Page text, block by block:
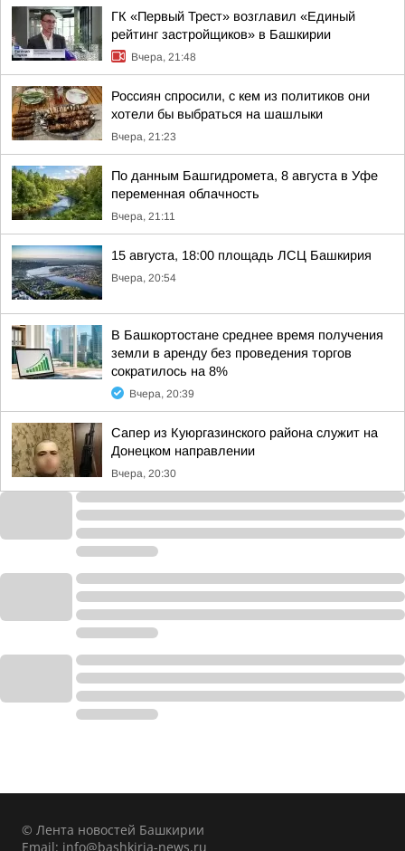
ГК «Первый Трест» возглавил «Единый
рейтинг застройщиков» в Башкирии
Вчера, 21:48
Россиян спросили, с кем из политиков они
хотели бы выбраться на шашлыки
Вчера, 21:23
По данным Башгидромета, 8 августа в Уфе
переменная облачность
Вчера, 21:11
15 августа, 18:00 площадь ЛСЦ Башкирия
Вчера, 20:54
В Башкортостане среднее время получения
земли в аренду без проведения торгов
сократилось на 8%
Вчера, 20:39
Сапер из Куюргазинского района служит на
Донецком направлении
Вчера, 20:30
© Лента новостей Башкирии
Email: info@bashkiria-news.ru